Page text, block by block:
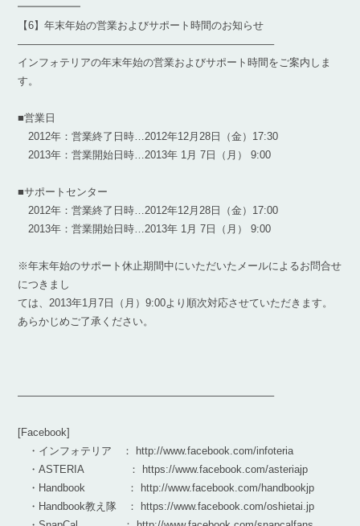
━━━━━━
【6】年末年始の営業およびサポート時間のお知らせ
————————————————————————–
インフォテリアの年末年始の営業およびサポート時間をご案内しま
す。
■営業日
2012年：営業終了日時…2012年12月28日（金）17:30
2013年：営業開始日時…2013年 1月 7日（月） 9:00
■サポートセンター
2012年：営業終了日時…2012年12月28日（金）17:00
2013年：営業開始日時…2013年 1月 7日（月） 9:00
※年末年始のサポート休止期間中にいただいたメールによるお問合せ
につきまし
ては、2013年1月7日（月）9:00より順次対応させていただきます。
あらかじめご了承ください。
————————————————————————–
[Facebook]
・インフォテリア ： http://www.facebook.com/infoteria
・ASTERIA ： https://www.facebook.com/asteriajp
・Handbook ： http://www.facebook.com/handbookjp
・Handbook教え隊 ： https://www.facebook.com/oshietai.jp